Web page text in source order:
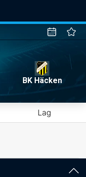
BK Häcken
Lag